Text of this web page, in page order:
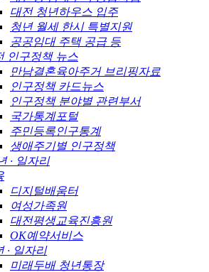
대전 청년하우스 입주
청년 월세 한시 특별지원
공공임대 주택 공급 등
인구정책 뉴스
만남결혼육아주거 브리핑자료
인구정책 카드뉴스
인구정책 분야별 관련부서
국가통계포털
주민등록인구통계
생애주기별 인구정책
· 일자리
디지털배움터
여성가족원
대전평생교육진흥원
OK예약서비스
· 일자리
미래두배 청년통장